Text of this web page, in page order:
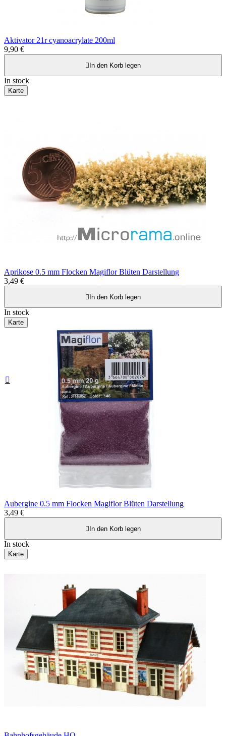
Aktivator 21r cyanoacrylate 200ml
9,90 €
 In den Korb legen
In stock
Karte
Aprikose 0.5 mm Flocken Magiflor Blüten Darstellung
3,49 €
 In den Korb legen
In stock
Karte
Aubergine 0.5 mm Flocken Magiflor Blüten Darstellung
3,49 €
 In den Korb legen
In stock
Karte
